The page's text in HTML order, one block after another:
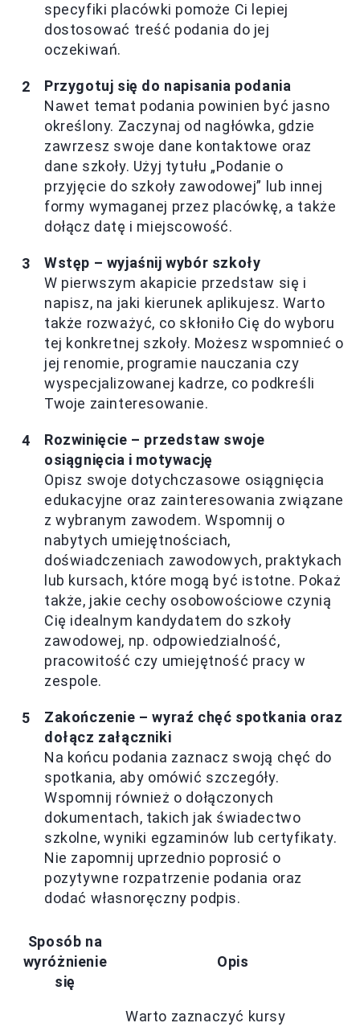
specyfiki placówki pomoże Ci lepiej
dostosować treść podania do jej
oczekiwań.
Przygotuj się do napisania podania
Nawet temat podania powinien być jasno
określony. Zaczynaj od nagłówka, gdzie
zawrzesz swoje dane kontaktowe oraz
dane szkoły. Użyj tytułu „Podanie o
przyjęcie do szkoły zawodowej” lub innej
formy wymaganej przez placówkę, a także
dołącz datę i miejscowość.
Wstęp – wyjaśnij wybór szkoły
W pierwszym akapicie przedstaw się i
napisz, na jaki kierunek aplikujesz. Warto
także rozważyć, co skłoniło Cię do wyboru
tej konkretnej szkoły. Możesz wspomnieć o
jej renomie, programie nauczania czy
wyspecjalizowanej kadrze, co podkreśli
Twoje zainteresowanie.
Rozwinięcie – przedstaw swoje
osiągnięcia i motywację
Opisz swoje dotychczasowe osiągnięcia
edukacyjne oraz zainteresowania związane
z wybranym zawodem. Wspomnij o
nabytych umiejętnościach,
doświadczeniach zawodowych, praktykach
lub kursach, które mogą być istotne. Pokaż
także, jakie cechy osobowościowe czynią
Cię idealnym kandydatem do szkoły
zawodowej, np. odpowiedzialność,
pracowitość czy umiejętność pracy w
zespole.
Zakończenie – wyraź chęć spotkania oraz
dołącz załączniki
Na końcu podania zaznacz swoją chęć do
spotkania, aby omówić szczegóły.
Wspomnij również o dołączonych
dokumentach, takich jak świadectwo
szkolne, wyniki egzaminów lub certyfikaty.
Nie zapomnij uprzednio poprosić o
pozytywne rozpatrzenie podania oraz
dodać własnoręczny podpis.
Sposób na
wyróżnienie
się
Opis
Warto zaznaczyć kursy